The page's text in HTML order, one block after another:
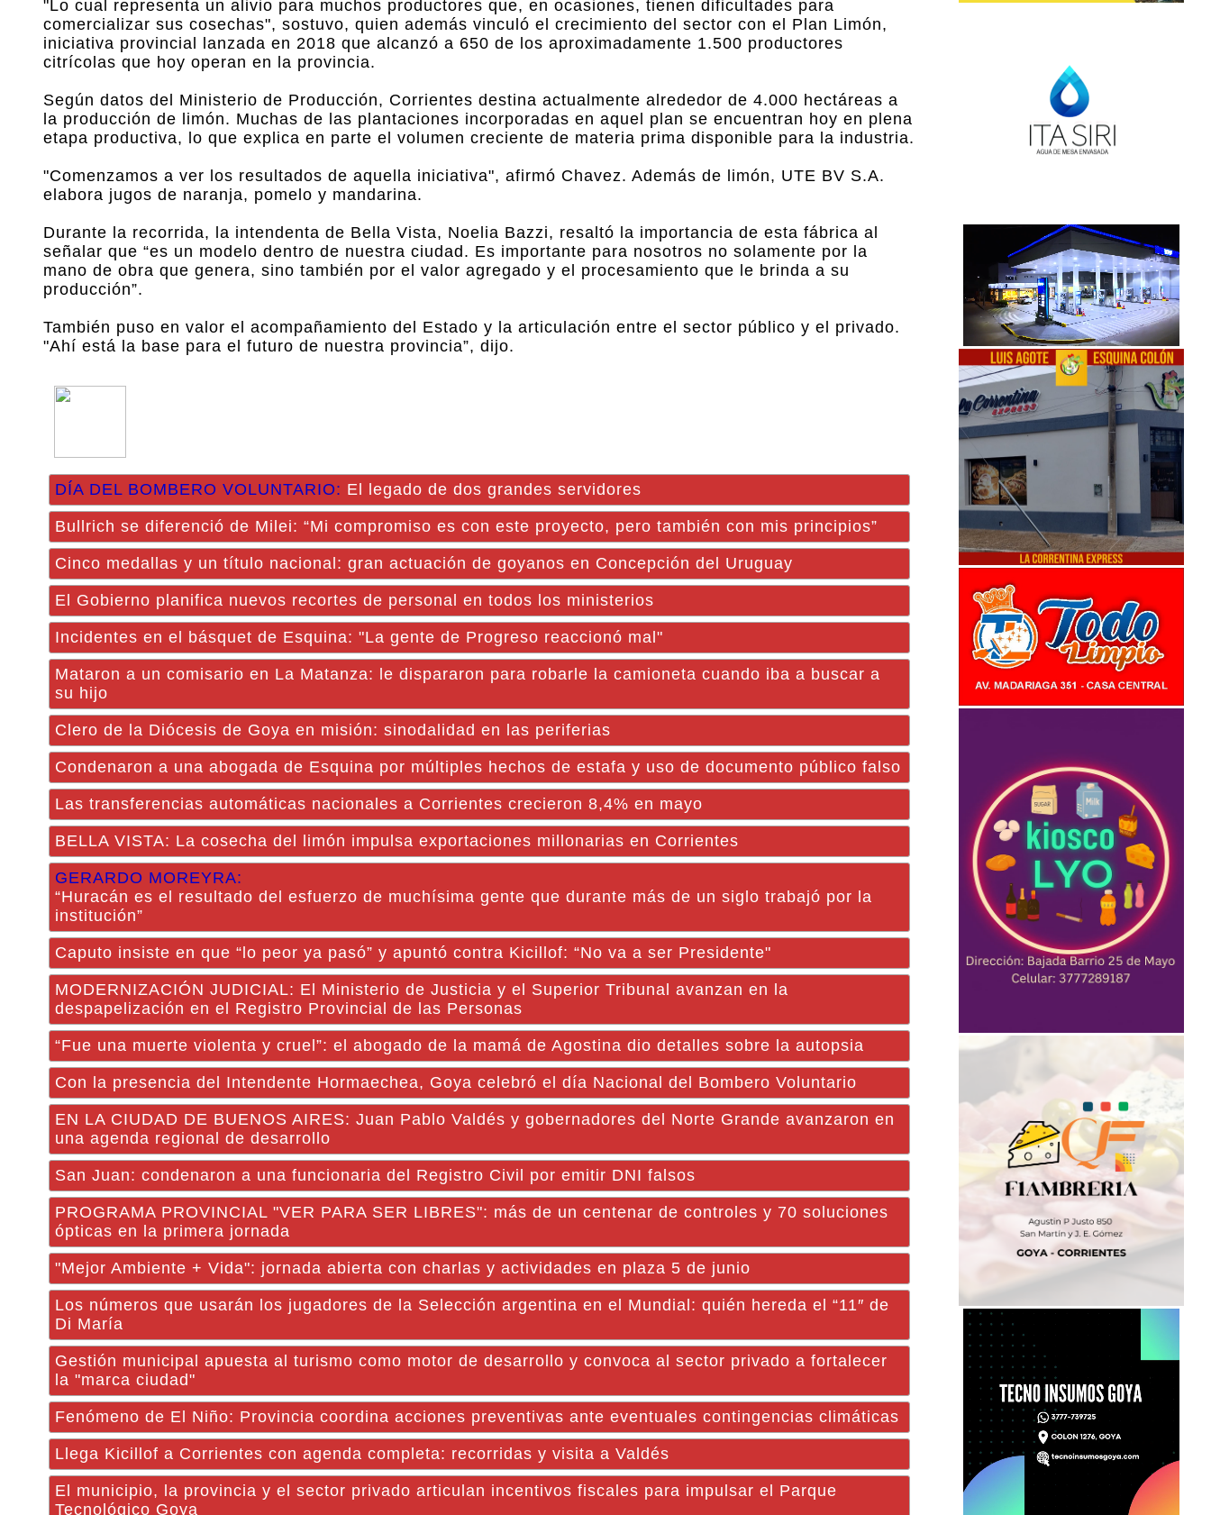
"Lo cual representa un alivio para muchos productores que, en ocasiones, tienen dificultades para
comercializar sus cosechas", sostuvo, quien además vinculó el crecimiento del sector con el Plan Limón,
iniciativa provincial lanzada en 2018 que alcanzó a 650 de los aproximadamente 1.500 productores
citrícolas que hoy operan en la provincia.
Según datos del Ministerio de Producción, Corrientes destina actualmente alrededor de 4.000 hectáreas a
la producción de limón. Muchas de las plantaciones incorporadas en aquel plan se encuentran hoy en plena
etapa productiva, lo que explica en parte el volumen creciente de materia prima disponible para la industria.
"Comenzamos a ver los resultados de aquella iniciativa", afirmó Chavez. Además de limón, UTE BV S.A.
elabora jugos de naranja, pomelo y mandarina.
Durante la recorrida, la intendenta de Bella Vista, Noelia Bazzi, resaltó la importancia de esta fábrica al
señalar que “es un modelo dentro de nuestra ciudad. Es importante para nosotros no solamente por la
mano de obra que genera, sino también por el valor agregado y el procesamiento que le brinda a su
producción”.
También puso en valor el acompañamiento del Estado y la articulación entre el sector público y el privado.
"Ahí está la base para el futuro de nuestra provincia”, dijo.
DÍA DEL BOMBERO VOLUNTARIO: El legado de dos grandes servidores
Bullrich se diferenció de Milei: “Mi compromiso es con este proyecto, pero también con mis principios”
Cinco medallas y un título nacional: gran actuación de goyanos en Concepción del Uruguay
El Gobierno planifica nuevos recortes de personal en todos los ministerios
Incidentes en el básquet de Esquina: "La gente de Progreso reaccionó mal"
Mataron a un comisario en La Matanza: le dispararon para robarle la camioneta cuando iba a buscar a
su hijo
Clero de la Diócesis de Goya en misión: sinodalidad en las periferias
Condenaron a una abogada de Esquina por múltiples hechos de estafa y uso de documento público falso
Las transferencias automáticas nacionales a Corrientes crecieron 8,4% en mayo
BELLA VISTA: La cosecha del limón impulsa exportaciones millonarias en Corrientes
GERARDO MOREYRA:
“Huracán es el resultado del esfuerzo de muchísima gente que durante más de un siglo trabajó por la
institución”
Caputo insiste en que “lo peor ya pasó” y apuntó contra Kicillof: “No va a ser Presidente"
MODERNIZACIÓN JUDICIAL: El Ministerio de Justicia y el Superior Tribunal avanzan en la
despapelización en el Registro Provincial de las Personas
“Fue una muerte violenta y cruel”: el abogado de la mamá de Agostina dio detalles sobre la autopsia
Con la presencia del Intendente Hormaechea, Goya celebró el día Nacional del Bombero Voluntario
EN LA CIUDAD DE BUENOS AIRES: Juan Pablo Valdés y gobernadores del Norte Grande avanzaron en
una agenda regional de desarrollo
San Juan: condenaron a una funcionaria del Registro Civil por emitir DNI falsos
PROGRAMA PROVINCIAL "VER PARA SER LIBRES": más de un centenar de controles y 70 soluciones
ópticas en la primera jornada
"Mejor Ambiente + Vida": jornada abierta con charlas y actividades en plaza 5 de junio
Los números que usarán los jugadores de la Selección argentina en el Mundial: quién hereda el “11″ de
Di María
Gestión municipal apuesta al turismo como motor de desarrollo y convoca al sector privado a fortalecer
la "marca ciudad"
Fenómeno de El Niño: Provincia coordina acciones preventivas ante eventuales contingencias climáticas
Llega Kicillof a Corrientes con agenda completa: recorridas y visita a Valdés
El municipio, la provincia y el sector privado articulan incentivos fiscales para impulsar el Parque
Tecnológico Goya